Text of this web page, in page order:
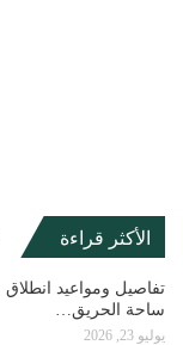
الأكثر قراءة
تفاصيل ومواعيد
ساحة الحريق…
يوليو 23, 2026